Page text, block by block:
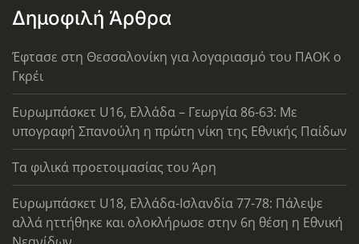
Δημοφιλή Άρθρα
Έφτασε στη Θεσσαλονίκη για λογαριασμό του ΠΑΟΚ ο
Γκρέι
Ευρωμπάσκετ U16, Ελλάδα – Γεωργία 86-63: Με
υπογραφή Σπανούλη η πρώτη νίκη της Εθνικής Παίδων
Τα φιλικά προετοιμασίας του Άρη
Ευρωμπάσκετ U18, Ελλάδα-Ισλανδία 77-78: Πάλεψε
αλλά ηττήθηκε και ολοκλήρωσε στην 6η θέση η Εθνική